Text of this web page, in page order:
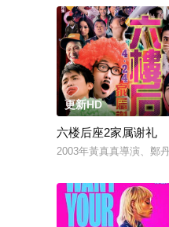
更新HD
六楼后座2家属谢礼
2003年黃真真導演、鄭